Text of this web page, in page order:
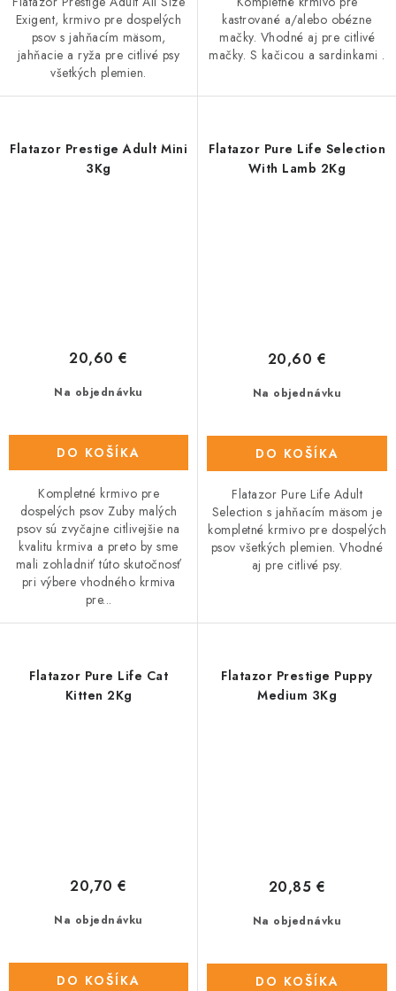
Exigent, krmivo pre dospelých
psov s jahňacím mäsom,
jahňacie a ryža pre citlivé psy
všetkých plemien.
kastrované a/alebo obézne
mačky. Vhodné aj pre citlivé
mačky. S kačicou a sardinkami .
Flatazor Prestige Adult Mini
3Kg
Na objednávku
20,60 €
DO KOŠÍKA
Kompletné krmivo pre
dospelých psov Zuby malých
psov sú zvyčajne citlivejšie na
kvalitu krmiva a preto by sme
mali zohladniť túto skutočnosť
pri výbere vhodného krmiva
pre...
Flatazor Pure Life Selection
With Lamb 2Kg
Na objednávku
20,60 €
DO KOŠÍKA
Flatazor Pure Life Adult
Selection s jahňacím mäsom je
kompletné krmivo pre dospelých
psov všetkých plemien. Vhodné
aj pre citlivé psy.
Flatazor Pure Life Cat
Kitten 2Kg
Na objednávku
20,70 €
DO KOŠÍKA
Flatazor Prestige Puppy
Medium 3Kg
Na objednávku
20,85 €
DO KOŠÍKA